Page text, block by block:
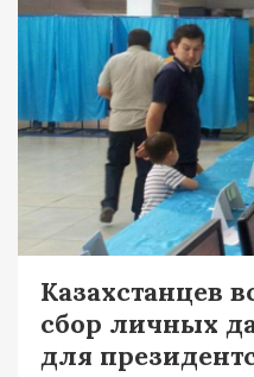
Казахстанцев
сбор личных
для